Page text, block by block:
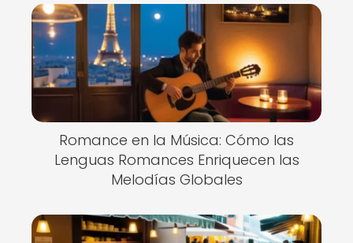
Romance en la Música: Cómo las
Lenguas Romances Enriquecen las
Melodías Globales